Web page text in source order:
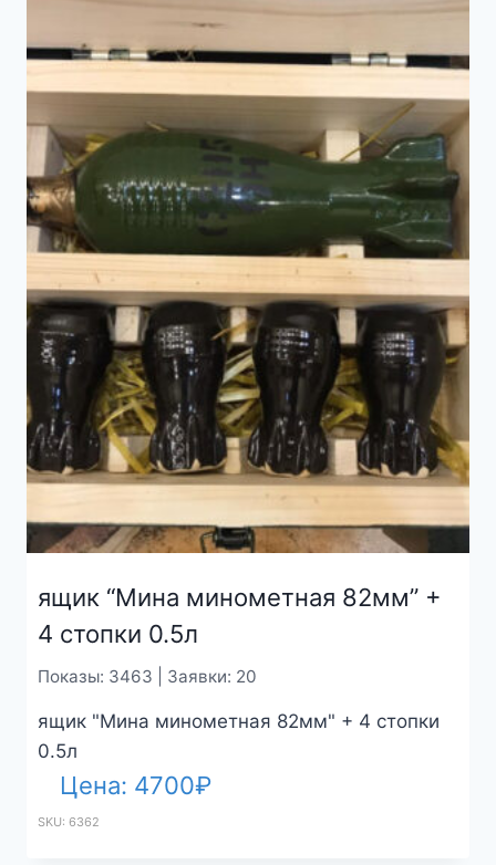
ящик “Мина минометная 82мм” +
4 стопки 0.5л
Показы: 3463 | Заявки: 20
ящик "Мина минометная 82мм" + 4 стопки
0.5л
Цена: 4700₽
SKU: 6362